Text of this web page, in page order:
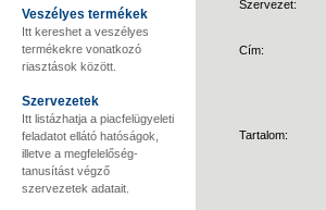
Veszélyes termékek
Itt kereshet a veszélyes
termékekre vonatkozó
riasztások között.
Szervezetek
Itt listázhatja a piacfelügyeleti
feladatot ellátó hatóságok,
illetve a megfelelőség-
tanusítást végző
szervezetek adatait.
Szervezet:
Cím:
Tartalom: